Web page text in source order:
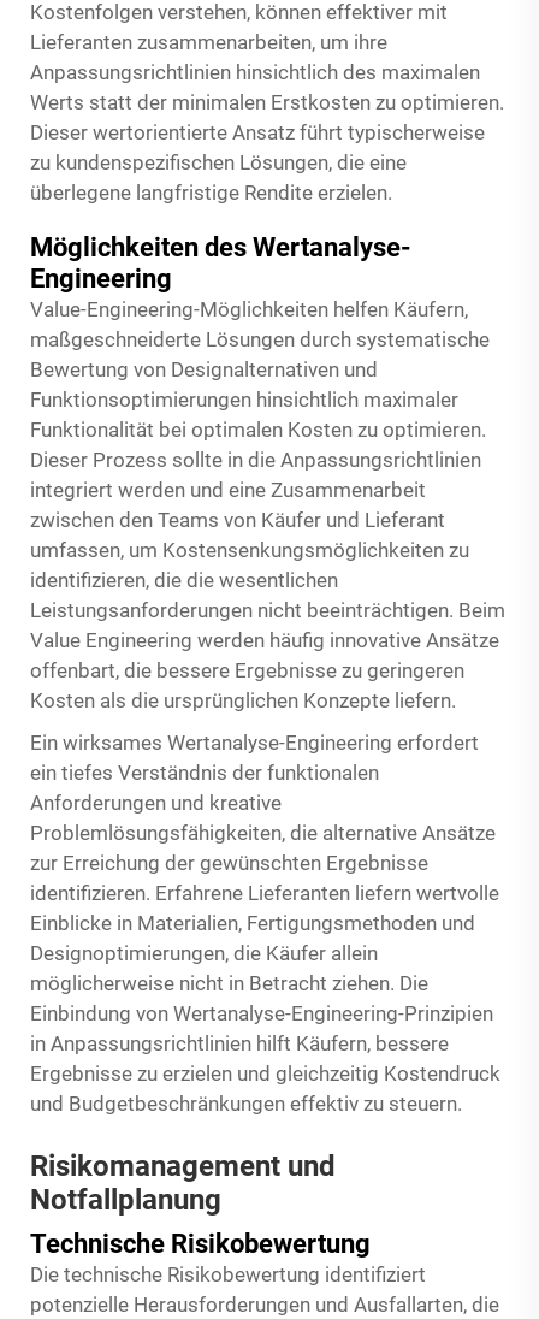
Kostenfolgen verstehen, können effektiver mit
Lieferanten zusammenarbeiten, um ihre
Anpassungsrichtlinien hinsichtlich des maximalen
Werts statt der minimalen Erstkosten zu optimieren.
Dieser wertorientierte Ansatz führt typischerweise
zu kundenspezifischen Lösungen, die eine
überlegene langfristige Rendite erzielen.
Möglichkeiten des Wertanalyse-
Engineering
Value-Engineering-Möglichkeiten helfen Käufern,
maßgeschneiderte Lösungen durch systematische
Bewertung von Designalternativen und
Funktionsoptimierungen hinsichtlich maximaler
Funktionalität bei optimalen Kosten zu optimieren.
Dieser Prozess sollte in die Anpassungsrichtlinien
integriert werden und eine Zusammenarbeit
zwischen den Teams von Käufer und Lieferant
umfassen, um Kostensenkungsmöglichkeiten zu
identifizieren, die die wesentlichen
Leistungsanforderungen nicht beeinträchtigen. Beim
Value Engineering werden häufig innovative Ansätze
offenbart, die bessere Ergebnisse zu geringeren
Kosten als die ursprünglichen Konzepte liefern.
Ein wirksames Wertanalyse-Engineering erfordert
ein tiefes Verständnis der funktionalen
Anforderungen und kreative
Problemlösungsfähigkeiten, die alternative Ansätze
zur Erreichung der gewünschten Ergebnisse
identifizieren. Erfahrene Lieferanten liefern wertvolle
Einblicke in Materialien, Fertigungsmethoden und
Designoptimierungen, die Käufer allein
möglicherweise nicht in Betracht ziehen. Die
Einbindung von Wertanalyse-Engineering-Prinzipien
in Anpassungsrichtlinien hilft Käufern, bessere
Ergebnisse zu erzielen und gleichzeitig Kostendruck
und Budgetbeschränkungen effektiv zu steuern.
Risikomanagement und
Notfallplanung
Technische Risikobewertung
Die technische Risikobewertung identifiziert
potenzielle Herausforderungen und Ausfallarten, die